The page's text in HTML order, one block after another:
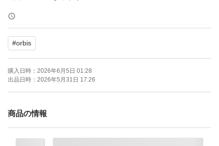
#orbis
購入日時： 2026年6月5日 01:28
出品日時： 2026年5月31日 17:26
商品の情報